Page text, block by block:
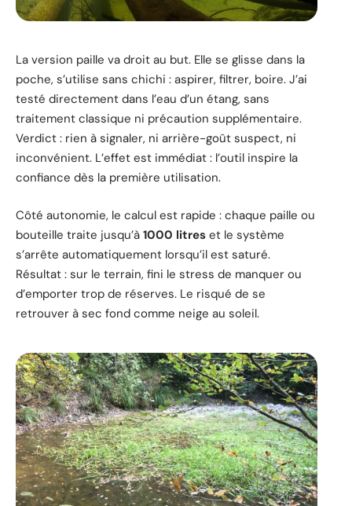
La version paille va droit au but. Elle se glisse dans la
poche, s’utilise sans chichi : aspirer, filtrer, boire. J’ai
testé directement dans l’eau d’un étang, sans
traitement classique ni précaution supplémentaire.
Verdict : rien à signaler, ni arrière-goût suspect, ni
inconvénient. L’effet est immédiat : l’outil inspire la
confiance dès la première utilisation.
Côté autonomie, le calcul est rapide : chaque paille ou
bouteille traite jusqu’à 1000 litres et le système
s’arrête automatiquement lorsqu’il est saturé.
Résultat : sur le terrain, fini le stress de manquer ou
d’emporter trop de réserves. Le risqué de se
retrouver à sec fond comme neige au soleil.